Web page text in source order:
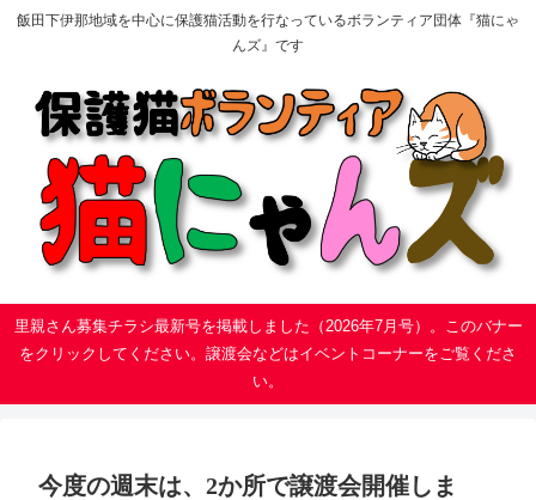
飯田下伊那地域を中心に保護猫活動を行なっているボランティア団体『猫にゃ
んズ』です
里親さん募集チラシ最新号を掲載しました（2026年7月号）。このバナー
をクリックしてください。譲渡会などはイベントコーナーをご覧くださ
い。
今度の週末は、2か所で譲渡会開催しま